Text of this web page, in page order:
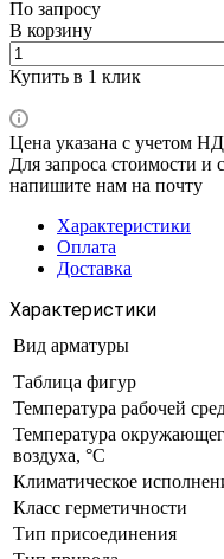
По запросу
В корзину
Купить в 1 клик
Цена указана с учетом
Для запроса стоимости и
напишите нам на почту
Характеристики
Оплата
Доставка
Характеристики
Вид арматуры
Таблица фигур
Температура рабочей
Температура
воздуха, °С
Климатическое
Класс герметичности
Тип присоединения